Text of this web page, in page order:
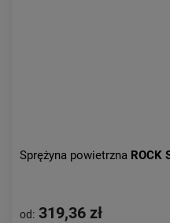
Sprężyna powietrzna ROCK
od: 319,36 zł